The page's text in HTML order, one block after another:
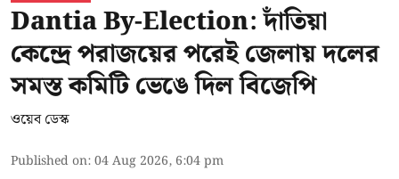
Dantia By-Election: দাঁতিয়া
কেন্দ্রে পরাজয়ের পরেই জেলায় দলের
সমস্ত কমিটি ভেঙে দিল বিজেপি
ওয়েব ডেস্ক
Published on:04 Aug 2026, 6:04 pm